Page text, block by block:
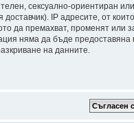
сексуално-ориентиран
IP адресите, от
премахват, променят или
няма да бъде
на данните.